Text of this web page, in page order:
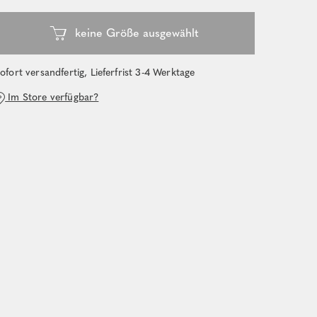
versandfertig, Lieferfrist 3-4 Werktage
Im Store verfügbar?